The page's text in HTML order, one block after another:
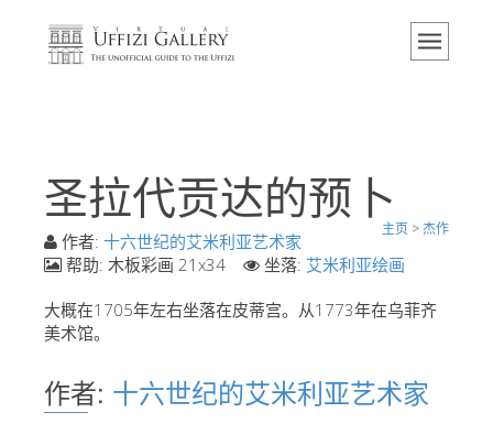
主页
活动 & 展览
游客的评论
联系我们
参观乌菲兹
虚拟之旅
圣拉代贡达的预卜
主页 >杰作
作者: 十六世纪的艾米利亚艺术家
帮助: 木板彩画 21x34 坐落: 艾米利亚绘画
大概在1705年左右坐落在皮蒂宫。从1773年在乌菲齐
美术馆。
作者: 十六世纪的艾米利亚艺术家